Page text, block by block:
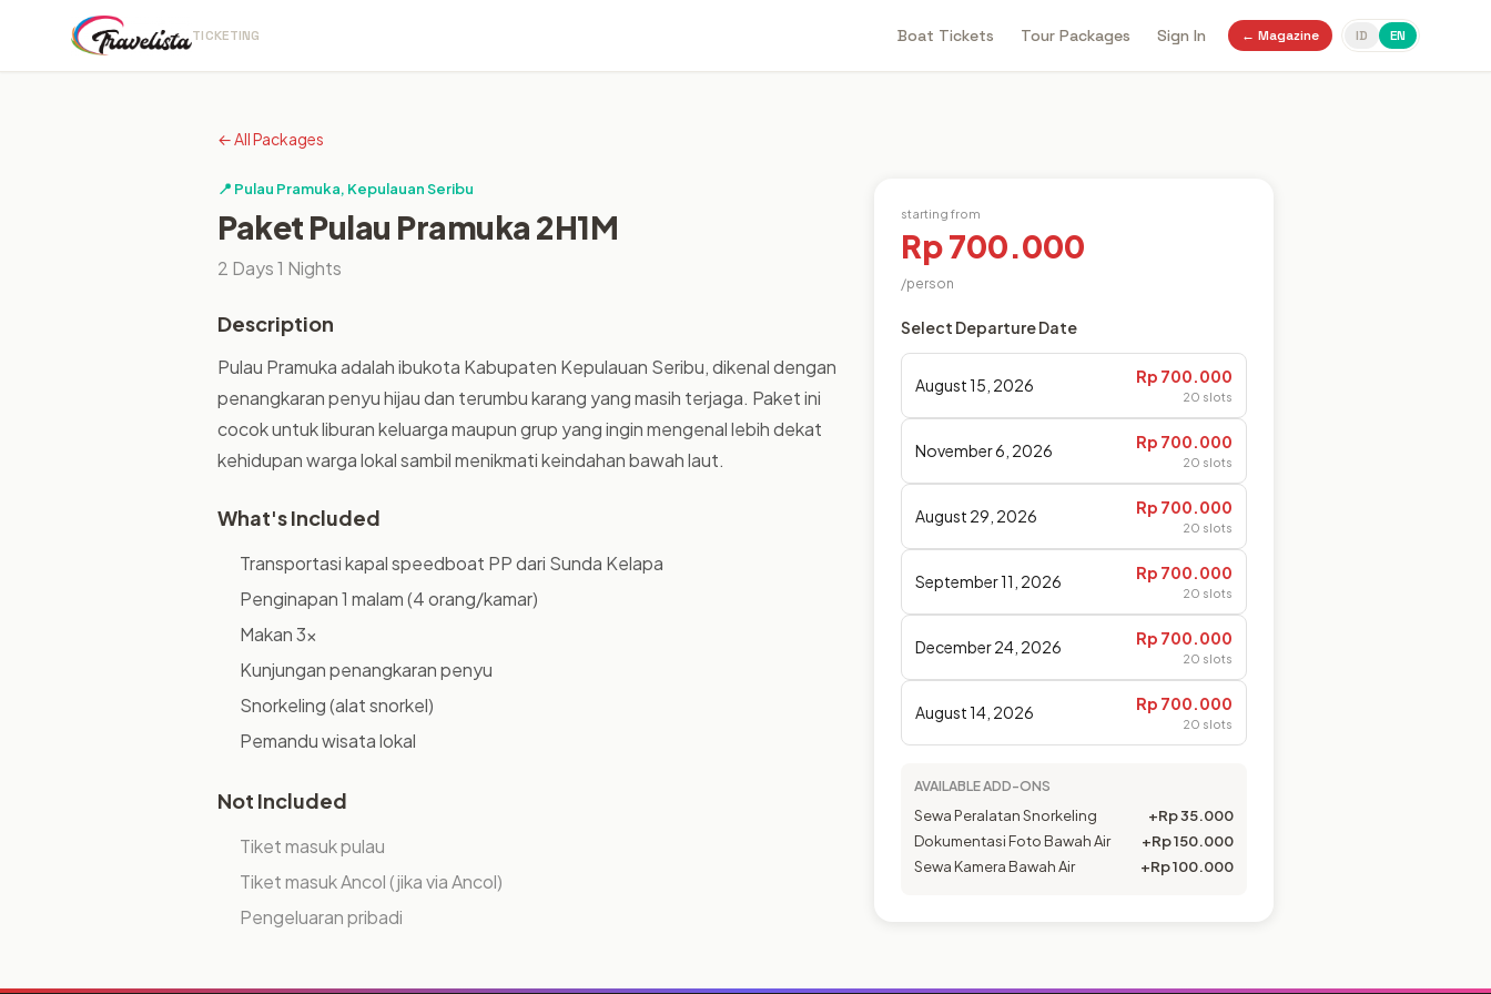
TICKETING Boat Tickets Tour Packages Sign In ← Magazine ID EN
←All Packages
📍 Pulau Pramuka, Kepulauan Seribu
Paket Pulau Pramuka 2H1M
2 Days 1 Nights
Description
Pulau Pramuka adalah ibukota Kabupaten Kepulauan Seribu, dikenal dengan
penangkaran penyu hijau dan terumbu karang yang masih terjaga. Paket ini
cocok untuk liburan keluarga maupun grup yang ingin mengenal lebih dekat
kehidupan warga lokal sambil menikmati keindahan bawah laut.
What's Included
Transportasi kapal speedboat PP dari Sunda Kelapa
Penginapan 1 malam (4 orang/kamar)
Makan 3x
Kunjungan penangkaran penyu
Snorkeling (alat snorkel)
Pemandu wisata lokal
Not Included
Tiket masuk pulau
Tiket masuk Ancol (jika via Ancol)
Pengeluaran pribadi
starting from
Rp 700.000
/person
Select Departure Date
August 15, 2026 Rp 700.000
20 slots
November 6, 2026 Rp 700.000
20 slots
August 29, 2026 Rp 700.000
20 slots
September 11, 2026 Rp 700.000
20 slots
December 24, 2026 Rp 700.000
20 slots
August 14, 2026 Rp 700.000
20 slots
AVAILABLE ADD-ONS
Sewa Peralatan Snorkeling +Rp 35.000
Dokumentasi Foto Bawah Air
+Rp 150.000
Sewa Kamera Bawah Air
+Rp 100.000